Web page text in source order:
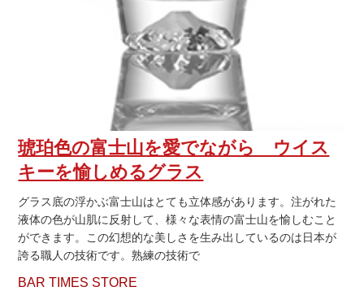
琥珀色の富士山を愛でながら ウイス
キーを愉しめるグラス
グラス底の浮かぶ富士山はとても立体感があります。注がれた
液体の色が山肌に反射して、様々な表情の富士山を愉しむこと
ができます。この幻想的な美しさを生み出しているのは日本が
誇る職人の技術です。熟練の技術で
BAR TIMES STORE